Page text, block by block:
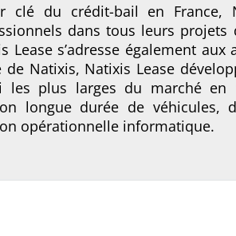
clé du crédit-bail en France,
dans tous leurs
Lease s’adresse également
de Natixis, Natixis Lease
les plus larges du marché
longue durée de véhicules,
opérationnelle informatique.